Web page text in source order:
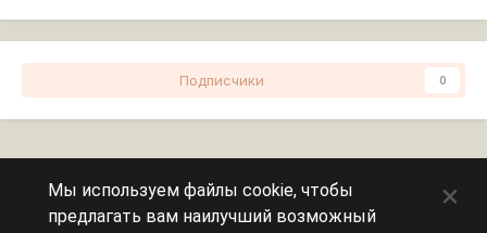
Подписчики 0
Мы используем файлы cookie, чтобы
предлагать вам наилучший возможный
×